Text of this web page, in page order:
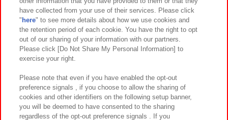
関連会社 サステナビリティ サイトポリシー
プライバシーポリシー ウェブアクセシビリティ方針と検証結果
お取引先さまとともに
カスタマーハラスメント対応方針 よくあるご質問・お問い合わせ
have collected from your use of their services. Please click
" here" to see more details about how we use cookies and
the retention period of each cookie. You have the right to opt
out of our sharing of your information with our partners.
Please click [Do Not Share My Personal Information] to
exercise your right.
Please note that even if you have enabled the opt-out
preference signals , if you choose to allow the sharing of
cookies and other identifiers on the following setup banner,
you will be deemed to have consented to the sharing
regardless of the opt-out preference signals . If you